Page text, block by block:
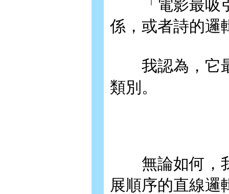
「電影最吸引
係，或者詩的邏
我認為，它最
類別。
無論如何，我
展順序的直線邏